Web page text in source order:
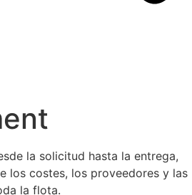
la solicitud hasta la entrega,
los costes, los proveedores y las
la flota.